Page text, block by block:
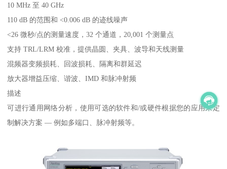
10 MHz 至 40 GHz
110 dB 的范围和 <0.006 dB 的迹线噪声
<26 微秒/点的测量速度，32 个通道，20,001 个测量点
支持 TRL/LRM 校准，提供晶圆、夹具、波导和天线测量
混频器变频损耗、回波损耗、隔离和群延迟
放大器增益压缩、谐波、IMD 和脉冲射频
描述
可进行通用网络分析，使用可选的软件和/或硬件根据您的应用来定
制解决方案 — 例如多端口、脉冲射频等。